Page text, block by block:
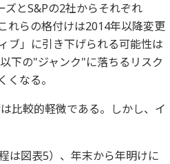
とS&Pの2社からそれぞれ
れらの格付けは2014年以降変更
ブ」に引き下げられる可能性は
下の"ジャンク"に落ちるリスク
なる。
比較的軽微である。しかし、イ
は図表5）、年末から年明けに